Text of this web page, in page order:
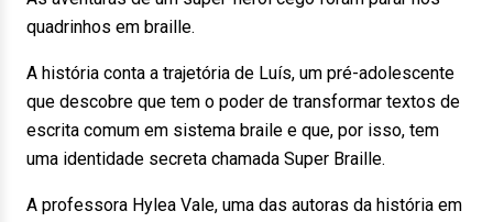
quadrinhos em braille.
A história conta a trajetória de Luís, um pré-adolescente
que descobre que tem o poder de transformar textos de
escrita comum em sistema braile e que, por isso, tem
uma identidade secreta chamada Super Braille.
A professora Hylea Vale, uma das autoras da história em